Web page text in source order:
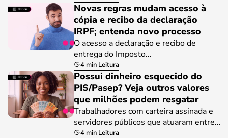
Novas regras mudam acesso à
cópia e recibo da declaração
IRPF; entenda novo processo
O acesso a declaração e recibo de
entrega do Imposto…
4 min Leitura
Possui dinheiro esquecido do
PIS/Pasep? Veja outros valores
que milhões podem resgatar
Trabalhadores com carteira assinada e
servidores públicos que atuaram entre…
4 min Leitura